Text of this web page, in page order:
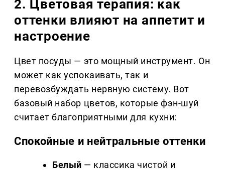
2. Цветовая терапия: как
оттенки влияют на аппетит и
настроение
Цвет посуды — это мощный инструмент. Он
может как успокаивать, так и
перевозбуждать нервную систему. Вот
базовый набор цветов, которые фэн-шуй
считает благоприятными для кухни:
Спокойные и нейтральные оттенки
Белый — классика чистой и